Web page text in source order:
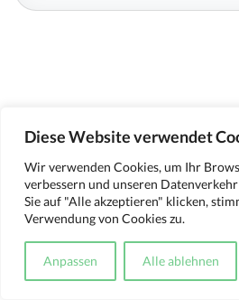
Diese Website verwendet
Wir verwenden Cookies, um Ihr
verbessern und unseren
Sie auf "Alle akzeptieren" klicken,
Verwendung von Cookies zu.
Anpassen Alle ablehnen
Kontakt Impressum